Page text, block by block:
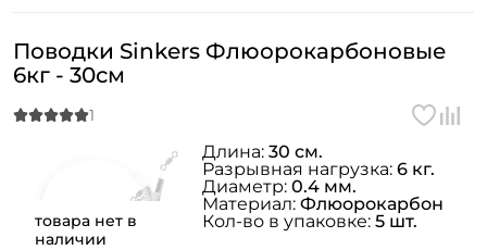
товара нет в
наличии
Поводки Sinkers Флюорокарбоновые
6кг - 30см
Длина: 30 см.
Разрывная нагрузка: 6 кг.
Диаметр: 0.4 мм.
Материал: Флюорокарбон
Кол-во в упаковке: 5 шт.